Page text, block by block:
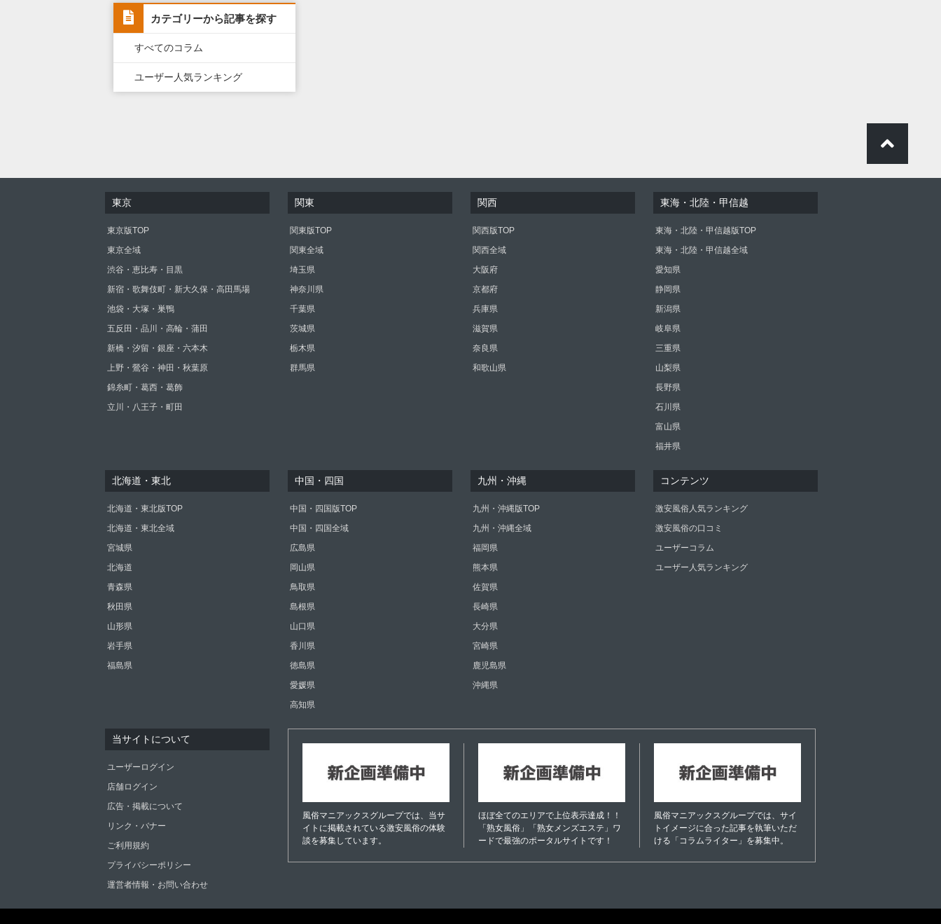
カテゴリーから記事を探す
すべてのコラム
ユーザー人気ランキング
東京
東京版TOP
東京全域
渋谷・恵比寿・目黒
新宿・歌舞伎町・新大久保・高田馬場
池袋・大塚・巣鴨
五反田・品川・高輪・蒲田
新橋・汐留・銀座・六本木
上野・鶯谷・神田・秋葉原
錦糸町・葛西・葛飾
立川・八王子・町田
関東
関東版TOP
関東全域
埼玉県
神奈川県
千葉県
茨城県
栃木県
群馬県
関西
関西版TOP
関西全域
大阪府
京都府
兵庫県
滋賀県
奈良県
和歌山県
東海・北陸・甲信越
東海・北陸・甲信越版TOP
東海・北陸・甲信越全域
愛知県
静岡県
新潟県
岐阜県
三重県
山梨県
長野県
石川県
富山県
福井県
北海道・東北
北海道・東北版TOP
北海道・東北全域
宮城県
北海道
青森県
秋田県
山形県
岩手県
福島県
中国・四国
中国・四国版TOP
中国・四国全域
広島県
岡山県
鳥取県
島根県
山口県
香川県
徳島県
愛媛県
高知県
九州・沖縄
九州・沖縄版TOP
九州・沖縄全域
福岡県
熊本県
佐賀県
長崎県
大分県
宮崎県
鹿児島県
沖縄県
コンテンツ
激安風俗人気ランキング
激安風俗の口コミ
ユーザーコラム
ユーザー人気ランキング
当サイトについて
ユーザーログイン
店舗ログイン
広告・掲載について
リンク・バナー
ご利用規約
プライバシーポリシー
運営者情報・お問い合わせ
風俗マニアックスグループでは、当サ
イトに掲載されている激安風俗の体験
談を募集しています。
ほぼ全てのエリアで上位表示達成！！
「熟女風俗」「熟女メンズエステ」ワ
ードで最強のポータルサイトです！
風俗マニアックスグループでは、サイ
トイメージに合った記事を執筆いただ
ける「コラムライター」を募集中。